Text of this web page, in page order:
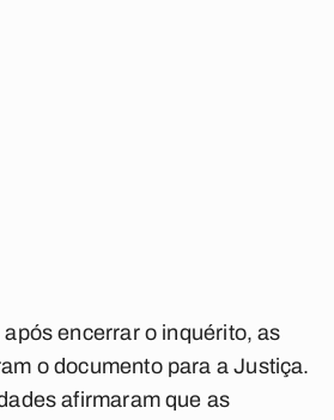
encerrar o inquérito, as
o documento para a Justiça.
afirmaram que as